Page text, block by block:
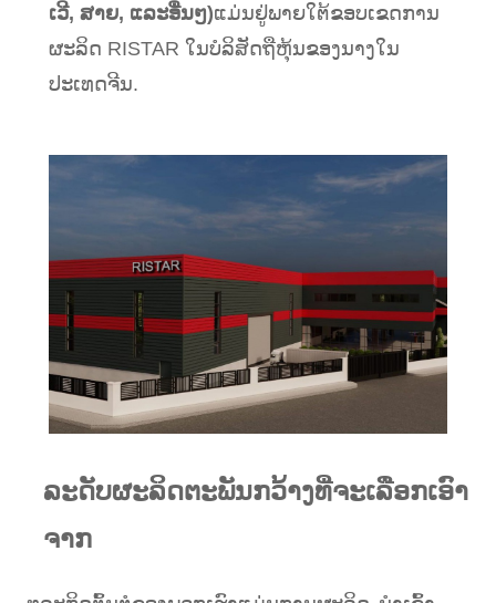
ເວີ, ສາຍ, ແລະອື່ນໆ)ແມ່ນຢູ່ພາຍໃຕ້ຂອບເຂດການ
ຜະລິດ RISTAR ໃນບໍລິສັດຖືຫຸ້ນຂອງນາງໃນ
ປະເທດຈີນ.
ລະດັບຜະລິດຕະພັນກວ້າງທີ່ຈະເລືອກເອົາ
ຈາກ